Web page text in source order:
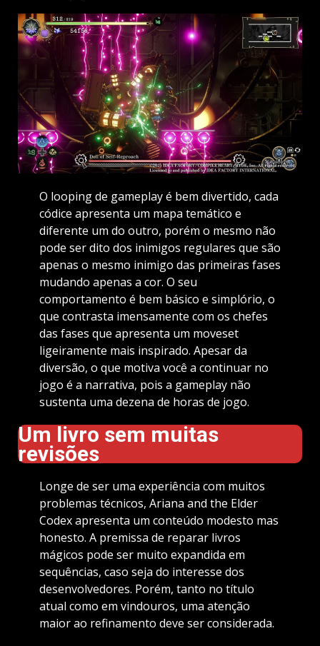
O looping de gameplay é bem divertido, cada
códice apresenta um mapa temático e
diferente um do outro, porém o mesmo não
pode ser dito dos inimigos regulares que são
apenas o mesmo inimigo das primeiras fases
mudando apenas a cor. O seu
comportamento é bem básico e simplório, o
que contrasta imensamente com os chefes
das fases que apresenta um moveset
ligeiramente mais inspirado. Apesar da
diversão, o que motiva você a continuar no
jogo é a narrativa, pois a gameplay não
sustenta uma dezena de horas de jogo.
Um livro sem muitas
revisões
Longe de ser uma experiência com muitos
problemas técnicos, Ariana and the Elder
Codex apresenta um conteúdo modesto mas
honesto. A premissa de reparar livros
mágicos pode ser muito expandida em
sequências, caso seja do interesse dos
desenvolvedores. Porém, tanto no título
atual como em vindouros, uma atenção
maior ao refinamento deve ser considerada.